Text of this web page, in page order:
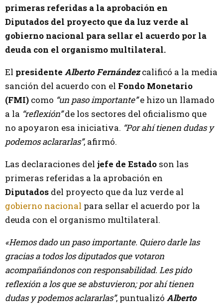
primeras referidas a la aprobación en
Diputados del proyecto que da luz verde al
gobierno nacional para sellar el acuerdo por la
deuda con el organismo multilateral.
El presidente Alberto Fernández calificó a la media
sanción del acuerdo con el Fondo Monetario
(FMI) como “un paso importante”e hizo un llamado
a la “reflexión”de los sectores del oficialismo que
no apoyaron esa iniciativa. “Por ahí tienen dudas y
podemos aclararlas”, afirmó.
Las declaraciones del jefe de Estado son las
primeras referidas a la aprobación en
Diputados del proyecto que da luz verde al
gobierno nacional para sellar el acuerdo por la
deuda con el organismo multilateral.
«Hemos dado un paso importante. Quiero darle las
gracias a todos los diputados que votaron
acompañándonos con responsabilidad. Les pido
reflexión a los que se abstuvieron; por ahí tienen
dudas y podemos aclararlas”, puntualizó Alberto